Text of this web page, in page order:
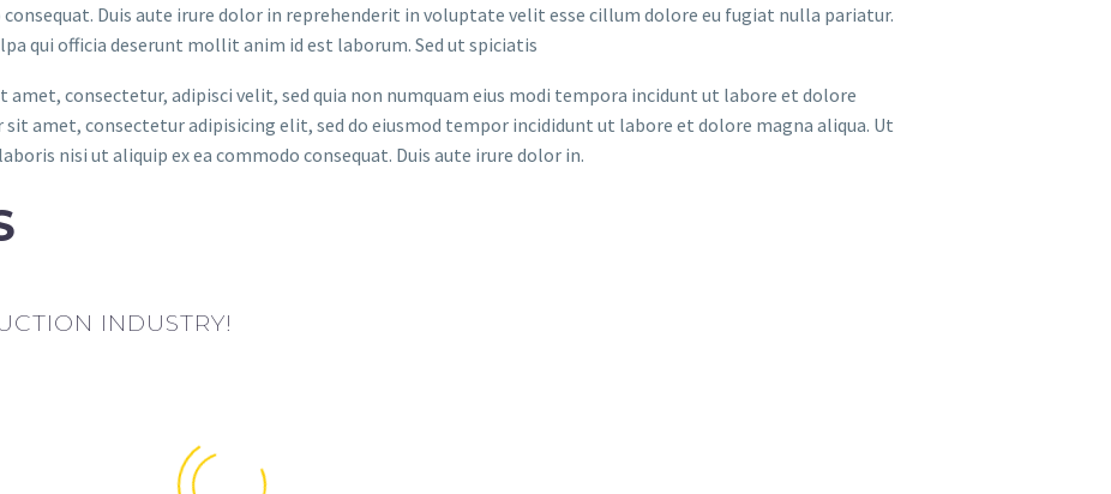
Duis aute irure dolor in reprehenderit in voluptate velit esse cillum dolore eu fugiat nulla pariatur.
qui officia deserunt mollit anim id est laborum. Sed ut spiciatis
amet, consectetur, adipisci velit, sed quia non numquam eius modi tempora incidunt ut labore et dolore
amet, consectetur adipisicing elit, sed do eiusmod tempor incididunt ut labore et dolore magna aliqua. Ut
nisi ut aliquip ex ea commodo consequat. Duis aute irure dolor in.
INDUSTRY!